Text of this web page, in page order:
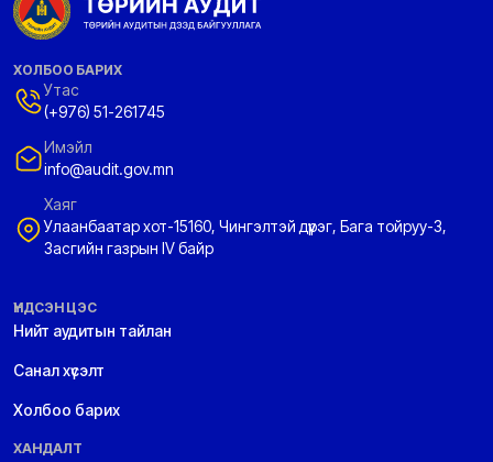
ХОЛБОО БАРИХ
Утас
(+976) 51-261745
Имэйл
info@audit.gov.mn
Хаяг
Улаанбаатар хот-15160, Чингэлтэй дүүрэг, Бага тойруу-3,
Засгийн газрын IV байр
ҮНДСЭН ЦЭС
Нийт аудитын тайлан
Санал хүсэлт
Холбоо барих
ХАНДАЛТ